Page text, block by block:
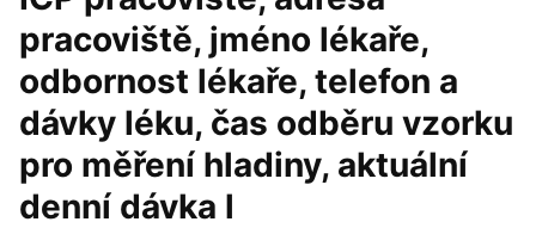
pracoviště, jméno lékaře,
odbornost lékaře, telefon a
dávky léku, čas odběru vzorku
pro měření hladiny, aktuální
denní dávka l